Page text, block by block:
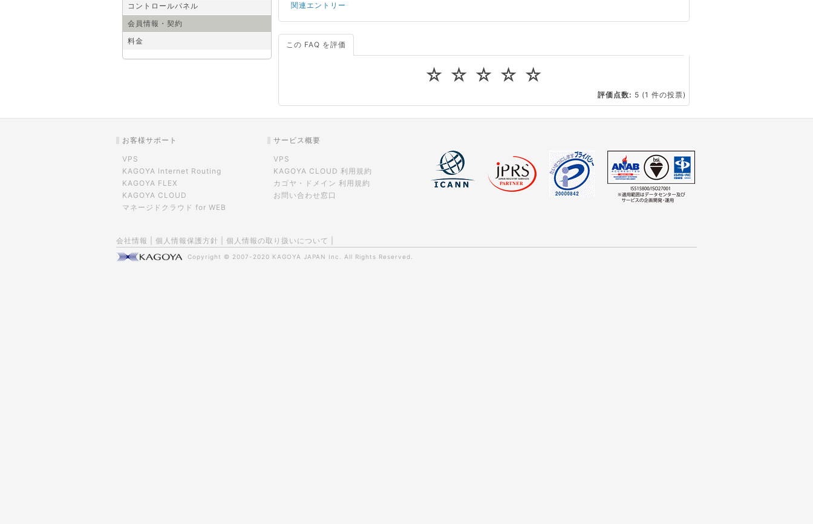
コントロールパネル
会員情報・契約
料金
関連エントリー
サーバーが重いので調査してほしい
CPUやメモリをアップグレードしたい
この FAQ を評価
☆
☆
☆
☆
☆
評価点数: 5 (1 件の投票)
お客様サポート
VPS
KAGOYA Internet Routing
KAGOYA FLEX
KAGOYA CLOUD
マネージドクラウド for WEB
サービス概要
VPS
KAGOYA CLOUD 利用規約
カゴヤ・ドメイン 利用規約
お問い合わせ窓口
会社情報 個人情報保護方針 個人情報の取り扱いについて
Copyright © 2007-2020 KAGOYA JAPAN Inc. All Rights Reserved.